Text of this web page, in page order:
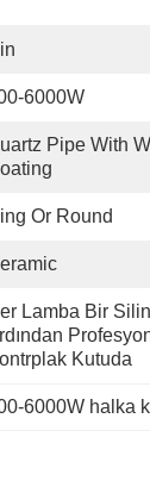
6000W
Pipe With
Or Round
Lamba Bir
Kutuda
6000W halka